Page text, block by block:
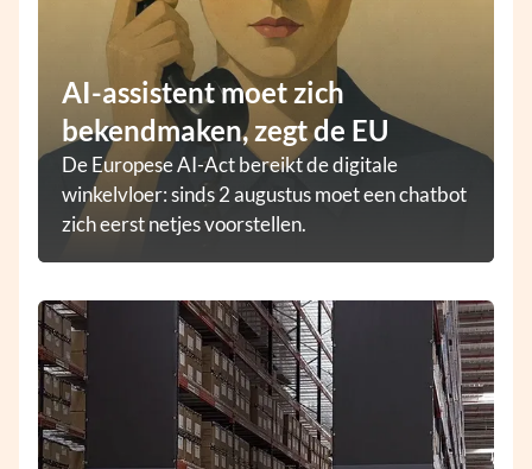
AI-assistent moet zich
bekendmaken, zegt de EU
De Europese AI-Act bereikt de digitale
winkelvloer: sinds 2 augustus moet een chatbot
zich eerst netjes voorstellen.